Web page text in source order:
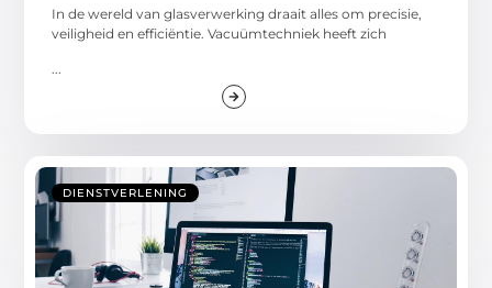
In de wereld van glasverwerking draait alles om precisie,
veiligheid en efficiëntie. Vacuümtechniek heeft zich
...
DIENSTVERLENING